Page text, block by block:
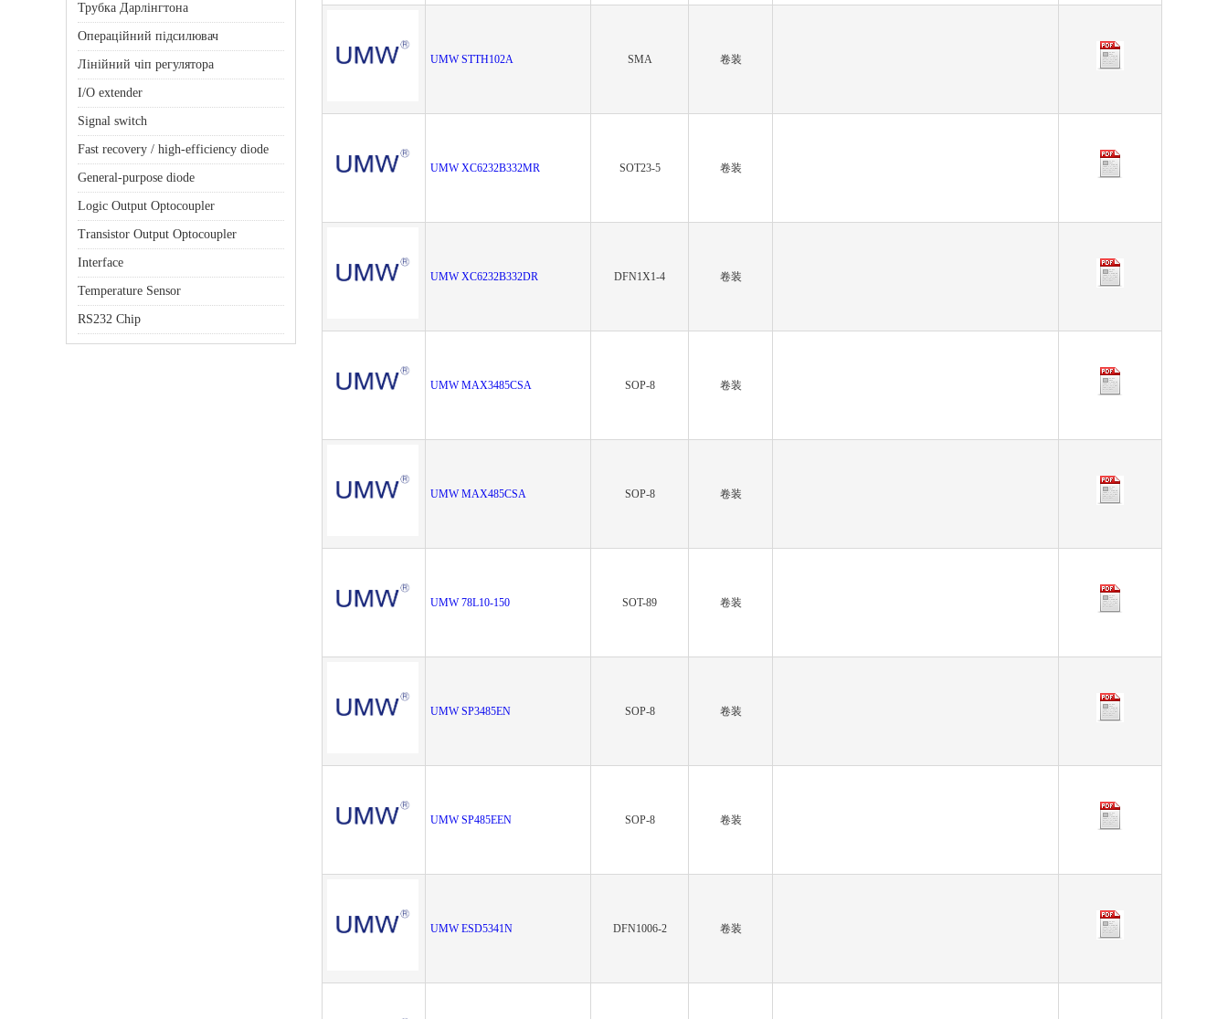
Трубка Дарлінгтона
Операційний підсилювач
Лінійний чіп регулятора
I/O extender
Signal switch
Fast recovery / high-efficiency diode
General-purpose diode
Logic Output Optocoupler
Transistor Output Optocoupler
Interface
Temperature Sensor
RS232 Chip
UMW STTH102A SMA 卷装
UMW XC6232B332MR SOT23-5 卷装
UMW XC6232B332DR DFN1X1-4 卷装
UMW MAX3485CSA SOP-8 卷装
UMW MAX485CSA SOP-8 卷装
UMW 78L10-150 SOT-89 卷装
UMW SP3485EN SOP-8 卷装
UMW SP485EEN SOP-8 卷装
UMW ESD5341N DFN1006-2 卷装